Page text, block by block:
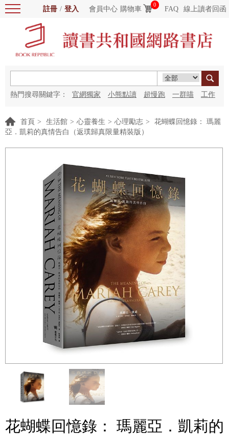
註冊 / 登入 會員中心 購物車
0
FAQ 線上讀者回函
熱門搜尋關鍵字： 官網獨家 小熊點讀 超慢跑 一群喵 工作
首頁 > 生活館 > 心靈養生 > 心理勵志 >
花蝴蝶回憶錄： 瑪麗
亞．凱莉的真情告白（返璞歸真限量精裝版）
花蝴蝶回憶錄： 瑪麗亞．凱莉的